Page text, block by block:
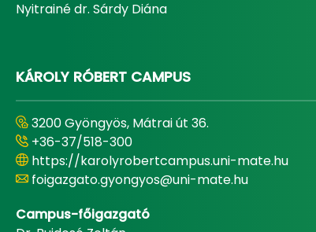
Nyitrainé dr. Sárdy Diána
KÁROLY RÓBERT CAMPUS
3200 Gyöngyös, Mátrai út 36.
+36-37/518-300
https://karolyrobertcampus.uni-mate.hu
foigazgato.gyongyos@uni-mate.hu
Campus-főigazgató